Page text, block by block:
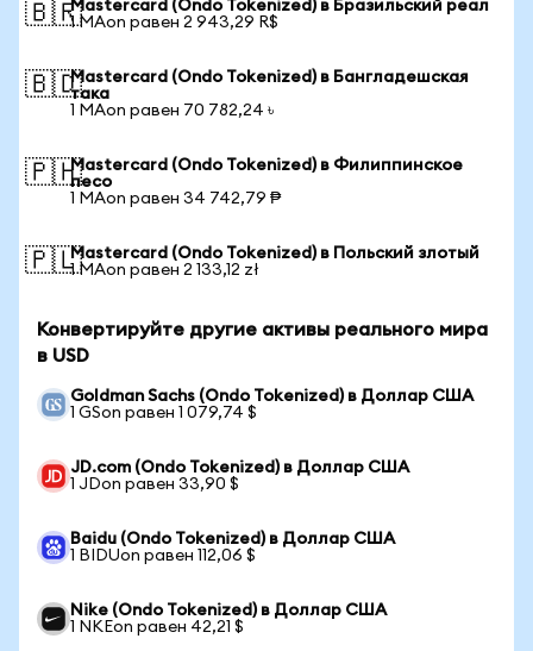
🇧🇷Mastercard (Ondo Tokenized) в Бразильский реал
1 MAon равен 2 943,29 R$
🇧🇩Mastercard (Ondo Tokenized) в Бангладешская
така
1 MAon равен 70 782,24 ৳
🇵🇭Mastercard (Ondo Tokenized) в Филиппинское
песо
1 MAon равен 34 742,79 ₱
🇵🇱Mastercard (Ondo Tokenized) в Польский злотый
1 MAon равен 2 133,12 zł
Конвертируйте другие активы реального мира
в USD
Goldman Sachs (Ondo Tokenized) в Доллар США
1 GSon равен 1 079,74 $
JD.com (Ondo Tokenized) в Доллар США
1 JDon равен 33,90 $
Baidu (Ondo Tokenized) в Доллар США
1 BIDUon равен 112,06 $
Nike (Ondo Tokenized) в Доллар США
1 NKEon равен 42,21 $